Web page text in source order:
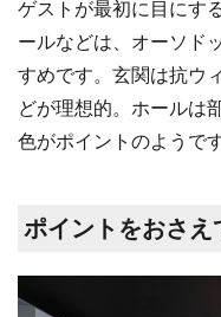
ゲストが最初に目にす
ールなどは、オーソド
すめです。玄関は抗ウ
どが理想的。ホールは
色がポイントのようです
ポイントをおさえ